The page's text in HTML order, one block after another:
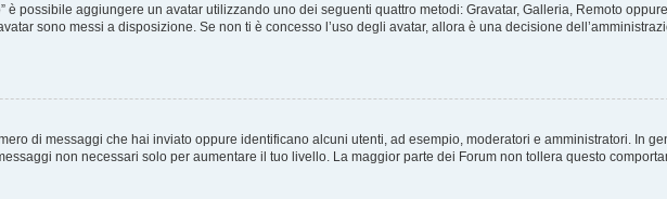
è possibile aggiungere un avatar utilizzando uno dei seguenti quattro metodi: Gravatar, Galleria, Remoto
sono messi a disposizione. Se non ti è concesso l’uso degli avatar, allora è una decisione
di messaggi che hai inviato oppure identificano alcuni utenti, ad esempio, moderatori e amministratori. In
non necessari solo per aumentare il tuo livello. La maggior parte dei Forum non tollera questo